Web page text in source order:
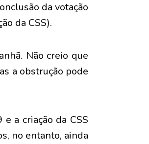
da votação
da CSS).
Não creio que
a obstrução pode
a criação da CSS
no entanto, ainda